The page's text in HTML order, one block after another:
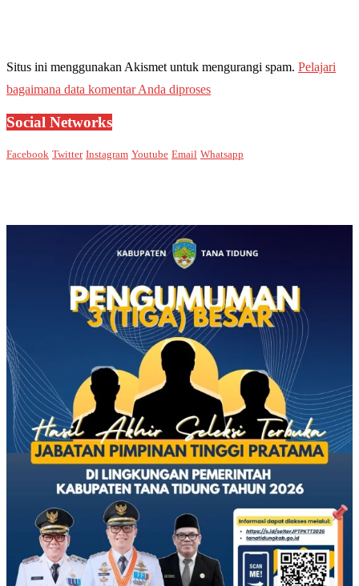
Situs ini menggunakan Akismet untuk mengurangi spam. Pelajari
bagaimana data komentar Anda diproses
Social Networks
Facebook Twitter Instagram Youtube Email Whatsapp